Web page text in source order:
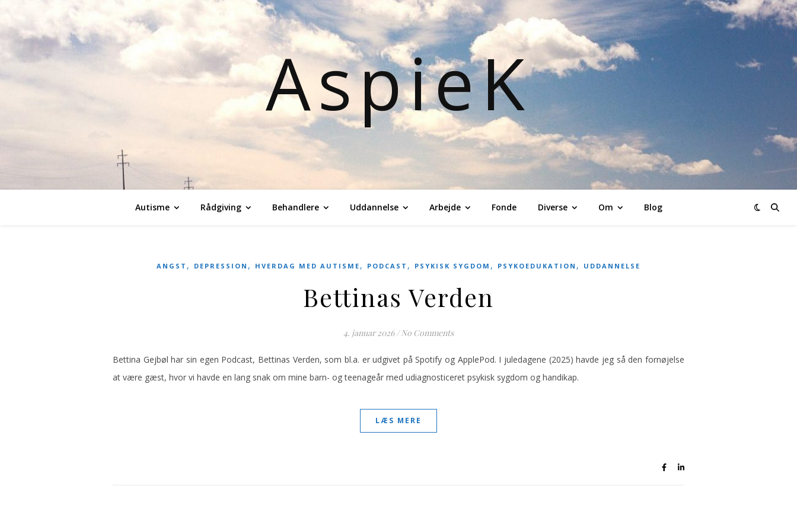
AspieK
Autisme Rådgiving Behandlere Uddannelse Arbejde Fonde Diverse Om Blog
ANGST , DEPRESSION , HVERDAG MED AUTISME , PODCAST , PSYKISK SYGDOM , PSYKOEDUKATION , UDDANNELSE
Bettinas Verden
4. januar 2026 / No Comments
Bettina Gejbøl har sin egen Podcast, Bettinas Verden, som bl.a. er udgivet på Spotify og ApplePod. I juledagene (2025) havde jeg så den fornøjelse
at være gæst, hvor vi havde en lang snak om mine barn- og teenageår med udiagnosticeret psykisk sygdom og handikap.
LÆS MERE